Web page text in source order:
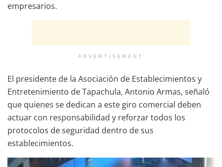
empresarios.
ADVERTISEMENT
El presidente de la Asociación de Establecimientos y
Entretenimiento de Tapachula, Antonio Armas, señaló
que quienes se dedican a este giro comercial deben
actuar con responsabilidad y reforzar todos los
protocolos de seguridad dentro de sus
establecimientos.